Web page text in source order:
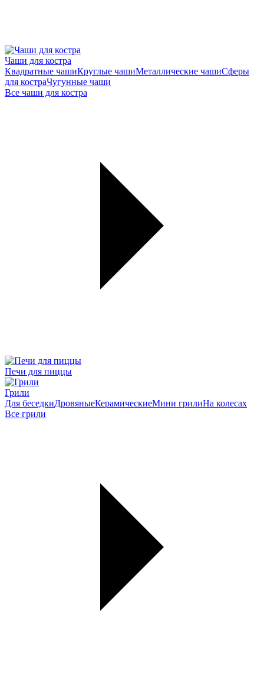
Чаши для костра
Квадратные чашиКруглые чашиМеталлические чашиСферы
для костраЧугунные чаши
Все чаши для костра
Печи для пиццы
Грили
Для беседкиДровяныеКерамическиеМини грилиНа колесах
Все грили